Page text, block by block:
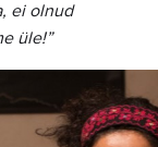
ei olnud
üle!”